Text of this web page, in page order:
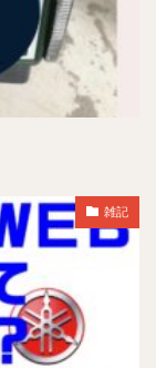
雑記